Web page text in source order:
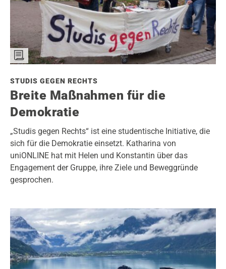
STUDIS GEGEN RECHTS
Breite Maßnahmen für die
Demokratie
„Studis gegen Rechts“ ist eine studentische Initiative, die
sich für die Demokratie einsetzt. Katharina von
uniONLINE hat mit Helen und Konstantin über das
Engagement der Gruppe, ihre Ziele und Beweggründe
gesprochen.